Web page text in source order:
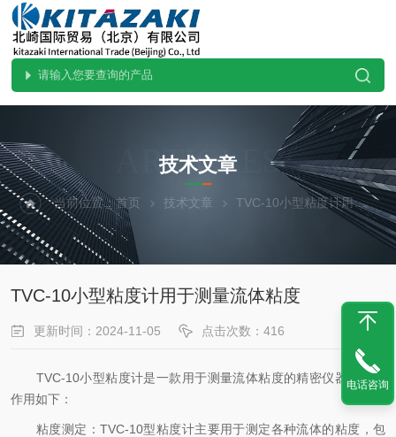
ARTICLES
技术文章
当前位置：首页 技术文章 TVC-10小型粘度计用于测量流体粘度
TVC-10小型粘度计用于测量流体粘度
更新时间：2024-11-05 点击次数：416
TVC-10小型粘度计是一款用于测量流体粘度的精密仪器；主要
作用如下：
粘度测定：TVC-10型粘度计主要用于测定各种流体的粘度，包
电话咨询